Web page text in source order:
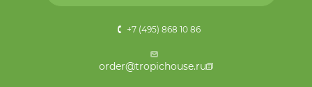
+7 (495) 868 10 86
order@tropichouse.ru